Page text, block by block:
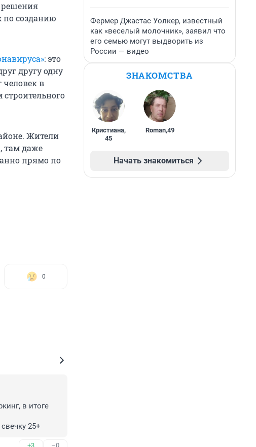
решения
по созданию
: это
другу одну
человек в
Жители
там даже
прямо по
0
в итоге
25+
+3 –0
Фермер Джастас Уолкер, известный
как «веселый молочник», заявил что
его семью могут выдворить из
России — видео
ЗНАКОМСТВА
Кристиана,
45
Roman,49
Начать знакомиться